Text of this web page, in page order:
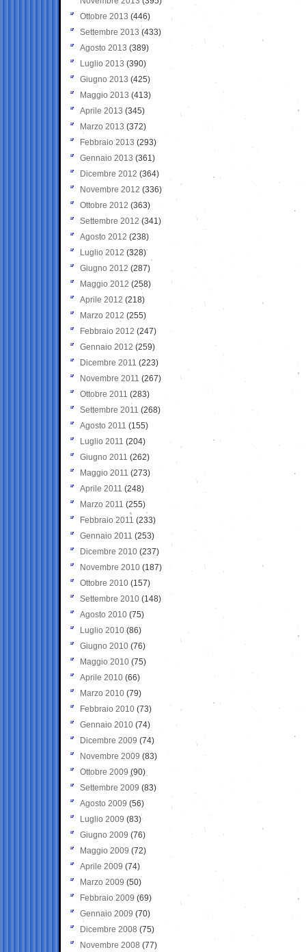
Ottobre 2013 (446)
Settembre 2013 (433)
Agosto 2013 (389)
Luglio 2013 (390)
Giugno 2013 (425)
Maggio 2013 (413)
Aprile 2013 (345)
Marzo 2013 (372)
Febbraio 2013 (293)
Gennaio 2013 (361)
Dicembre 2012 (364)
Novembre 2012 (336)
Ottobre 2012 (363)
Settembre 2012 (341)
Agosto 2012 (238)
Luglio 2012 (328)
Giugno 2012 (287)
Maggio 2012 (258)
Aprile 2012 (218)
Marzo 2012 (255)
Febbraio 2012 (247)
Gennaio 2012 (259)
Dicembre 2011 (223)
Novembre 2011 (267)
Ottobre 2011 (283)
Settembre 2011 (268)
Agosto 2011 (155)
Luglio 2011 (204)
Giugno 2011 (262)
Maggio 2011 (273)
Aprile 2011 (248)
Marzo 2011 (255)
Febbraio 2011 (233)
Gennaio 2011 (253)
Dicembre 2010 (237)
Novembre 2010 (187)
Ottobre 2010 (157)
Settembre 2010 (148)
Agosto 2010 (75)
Luglio 2010 (86)
Giugno 2010 (76)
Maggio 2010 (75)
Aprile 2010 (66)
Marzo 2010 (79)
Febbraio 2010 (73)
Gennaio 2010 (74)
Dicembre 2009 (74)
Novembre 2009 (83)
Ottobre 2009 (90)
Settembre 2009 (83)
Agosto 2009 (56)
Luglio 2009 (83)
Giugno 2009 (76)
Maggio 2009 (72)
Aprile 2009 (74)
Marzo 2009 (50)
Febbraio 2009 (69)
Gennaio 2009 (70)
Dicembre 2008 (75)
Novembre 2008 (77)